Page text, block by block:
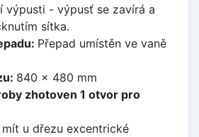
výpusti - výpusť se zavírá a
sítka.
Přepad umístěn ve vaně
840 x 480 mm
zhotoven 1 otvor pro
u dřezu excentrické